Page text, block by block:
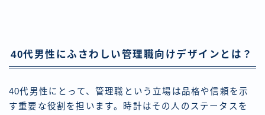
40代男性にふさわしい管理職向けデザインとは？
40代男性にとって、管理職という立場は品格や信頼を示
す重要な役割を担います。時計はその人のステータスを